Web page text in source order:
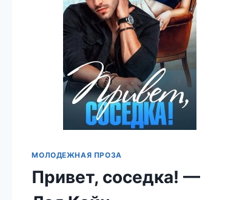
МОЛОДЕЖНАЯ ПРОЗА
Привет, соседка! —